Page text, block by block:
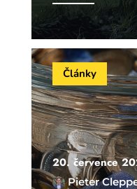
20. července
Články
Pieter